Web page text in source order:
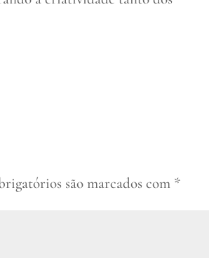
são marcados com *